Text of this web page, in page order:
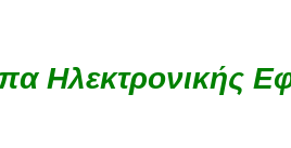
Ηλεκτρονικής